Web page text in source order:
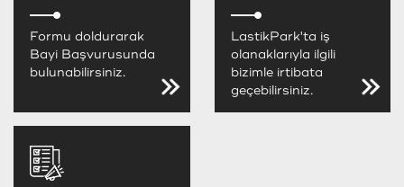
Formu doldurarak
Bayi Başvurusunda
bulunabilirsiniz.
LastikPark'ta iş
olanaklarıyla ilgili
bizimle irtibata
geçebilirsiniz.